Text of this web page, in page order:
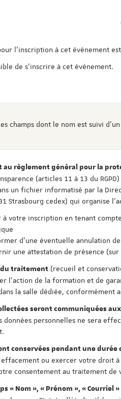
l'inscription à cet évènement est
de s'inscrire à cet évènement.
champs dont le nom est suivi
au règlement général pour la
(articles 11 à 13 du
un fichier informatisé par la
Strasbourg cedex) qui organise
à votre inscription en tenant
d'une éventuelle annulation
une attestation de présence (sur
du traitement (recueil et
l'action de la formation et de
la salle dédiée, conformément
seront communiquées
données personnelles ne sera
conservées pendant une durée
ou exercer votre droit
consentement au traitement de
« Nom », « Prénom », «